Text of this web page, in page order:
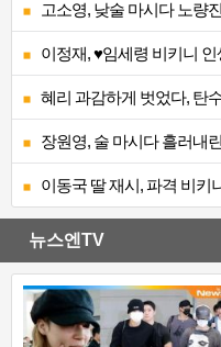
고소영, 낮술 마시다 노량
이정재, ♥임세령 비키니
혜리 과감하게 벗었다, 탄
장원영, 술 마시다 흘러내
이동국 딸 재시, 파격 비
뉴스엔TV